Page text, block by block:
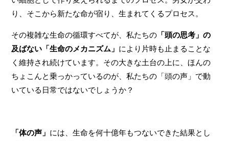
り、そこから新たな命が宿り、生まれてくるプロセス。
その複雑な生命の循環すべてが、私たちの 「頭の思考」の
及ばない「生命のメカニズム」 により片時も止まることな
く維持され続けています。その大きな土台の上に、ほんの
ちょこんと乗っかっているのが、私たちの「頭の声」で動
いている日常ではないでしょうか？
「体の声」 には、生命を何十億年もつないできた結果とし